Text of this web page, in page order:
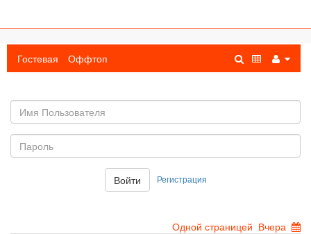
Гостевая Оффтоп
пользователя
Войти Регистрация
Одной страницей Вчера